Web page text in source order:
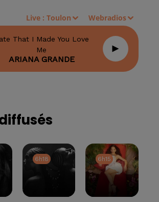
Live :Toulon Webradios
That I Made You Love
Me
ARIANA GRANDE
6h18
6h18 6h15
6h15